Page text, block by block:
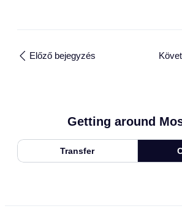
Előző bejegyzés
Getting around
Transfer